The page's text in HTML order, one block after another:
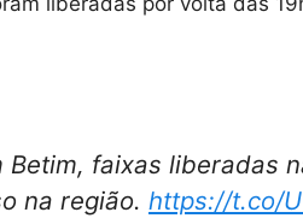
Betim, faixas liberadas
na região. https://t.co/